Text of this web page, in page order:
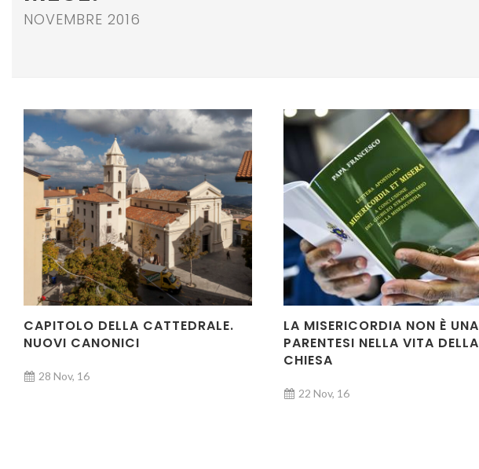
NOVEMBRE 2016
CAPITOLO DELLA CATTEDRALE.
NUOVI CANONICI
28 Nov, 16
LA MISERICORDIA NON È UNA
PARENTESI NELLA VITA DELLA
CHIESA
22 Nov, 16